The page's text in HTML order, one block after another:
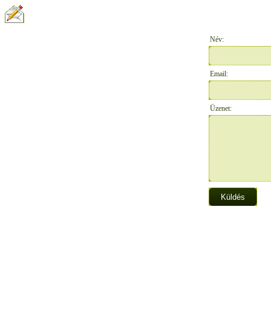
Név:
Email:
Üzenet: